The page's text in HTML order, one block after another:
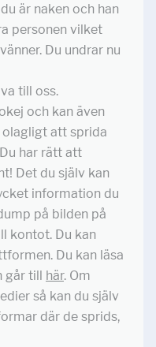
är naken och han
personen vilket
Du undrar nu
till oss.
och kan även
att sprida
har rätt att
Det du själv kan
information du
på bilden på
kontot. Du kan
Du kan läsa
går till här. Om
så kan du själv
där de sprids,